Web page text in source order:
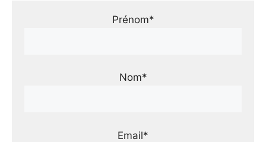
Prénom*
Nom*
Email*